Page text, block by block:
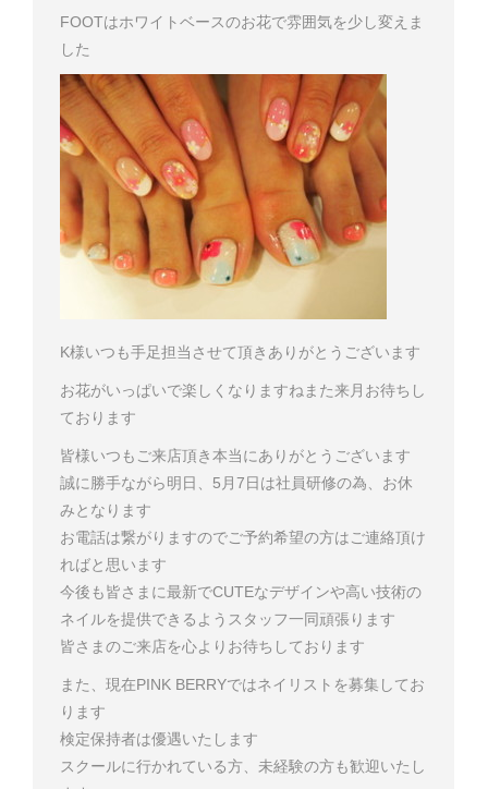
FOOTはホワイトベースのお花で雰囲気を少し変えま
した
K様いつも手足担当させて頂きありがとうございます
お花がいっぱいで楽しくなりますね また来月お待ちし
ております
皆様いつもご来店頂き本当にありがとうございます
誠に勝手ながら明日、5月7日は社員研修の為、お休
みとなります
お電話は繋がりますのでご予約希望の方はご連絡頂け
ればと思います
今後も皆さまに最新でCUTEなデザインや高い技術の
ネイルを提供できるようスタッフ一同頑張ります
皆さまのご来店を心よりお待ちしております
また、現在PINK BERRYではネイリストを募集してお
ります
検定保持者は優遇いたします
スクールに行かれている方、未経験の方も歓迎いたし